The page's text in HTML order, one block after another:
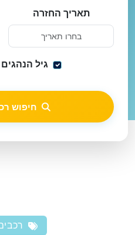
תאריך החזרה
גיל הנהגים בין
חיפוש